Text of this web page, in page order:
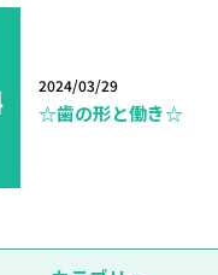
2024/03/29
☆歯の形と働き☆